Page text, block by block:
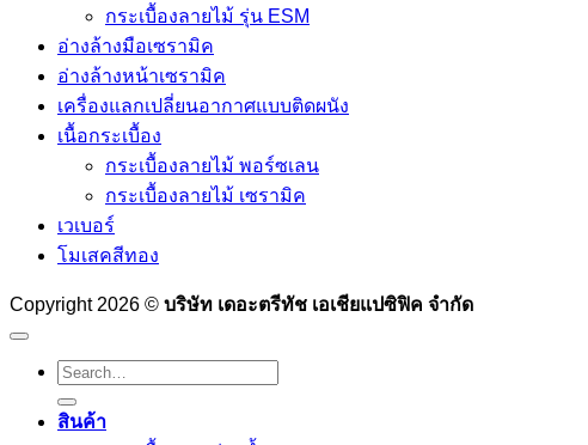
กระเบื้องลายไม้ รุ่น ESM
อ่างล้างมือเซรามิค
อ่างล้างหน้าเซรามิค
เครื่องแลกเปลี่ยนอากาศแบบติดผนัง
เนื้อกระเบื้อง
กระเบื้องลายไม้ พอร์ซเลน
กระเบื้องลายไม้ เซรามิค
เวเบอร์
โมเสคสีทอง
Copyright 2026 © บริษัท เดอะตรีทัช เอเชียแปซิฟิค จำกัด
Search
for:
สินค้า